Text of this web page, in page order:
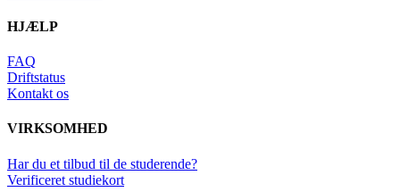
HJÆLP
FAQ
Driftstatus
Kontakt os
VIRKSOMHED
Har du et tilbud til de studerende?
Verificeret studiekort